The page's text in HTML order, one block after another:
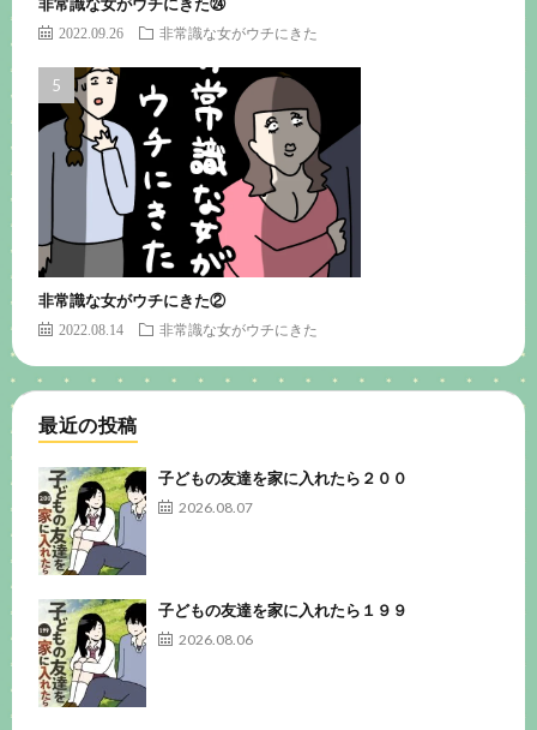
2022.09.26 非常識な女がウチにきた
非常識な女がウチにきた②
2022.08.14 非常識な女がウチにきた
最近の投稿
子どもの友達を家に入れたら２００
2026.08.07
子どもの友達を家に入れたら１９９
2026.08.06